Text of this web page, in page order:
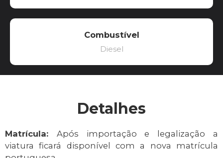
Combustível
Diesel
Detalhes
Matrícula: Após importação e legalização a
viatura ficará disponível com a nova matrícula